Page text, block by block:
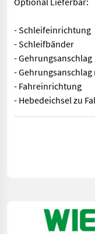
- Schleifeinrichtung
- Schleifbänder
- Gehrungsanschlag
-
- Fahreinrichtung
- Hebedeichsel zu
+ Arbeitsbreite 360